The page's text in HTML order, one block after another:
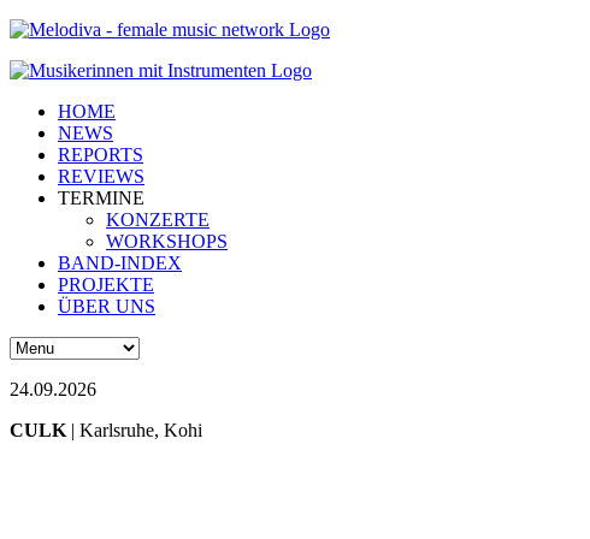
HOME
NEWS
REPORTS
REVIEWS
TERMINE
KONZERTE
WORKSHOPS
BAND-INDEX
PROJEKTE
ÜBER UNS
24.09.2026
CULK | Karlsruhe, Kohi